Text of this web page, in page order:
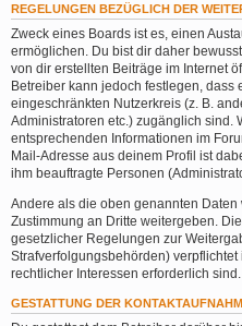
REGELUNGEN BEZÜGLICH DER
Zweck eines Boards ist es, einen
ermöglichen. Du bist dir daher
von dir erstellten Beiträge im Internet
Betreiber kann jedoch festlegen, dass
eingeschränkten Nutzerkreis (z. B.
Administratoren etc.) zugänglich sind.
entsprechenden Informationen im
Mail-Adresse aus deinem Profil ist
ihm beauftragte Personen
Andere als die oben genannten
Zustimmung an Dritte weitergeben.
gesetzlicher Regelungen zur
Strafverfolgungsbehörden)
rechtlicher Interessen erforderlich sind.
GESTATTUNG DER